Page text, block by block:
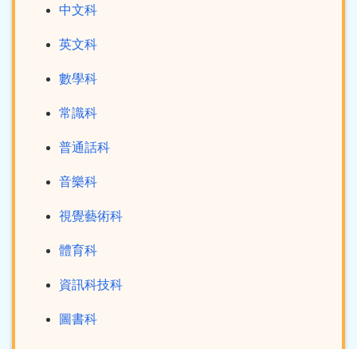
中文科
英文科
數學科
常識科
普通話科
音樂科
視覺藝術科
體育科
資訊科技科
圖書科